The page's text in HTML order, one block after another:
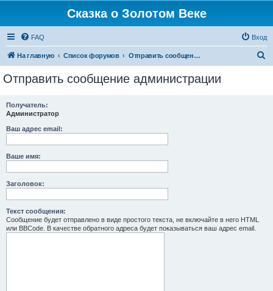
Сказка о Золотом Веке
FAQ Вход
На главную Список форумов Отправить сообщение администрации
Отправить сообщение администрации
Получатель:
Администратор
Ваш адрес email:
Ваше имя:
Заголовок:
Текст сообщения:
Сообщение будет отправлено в виде простого текста, не включайте в него HTML
или BBCode. В качестве обратного адреса будет показываться ваш адрес email.